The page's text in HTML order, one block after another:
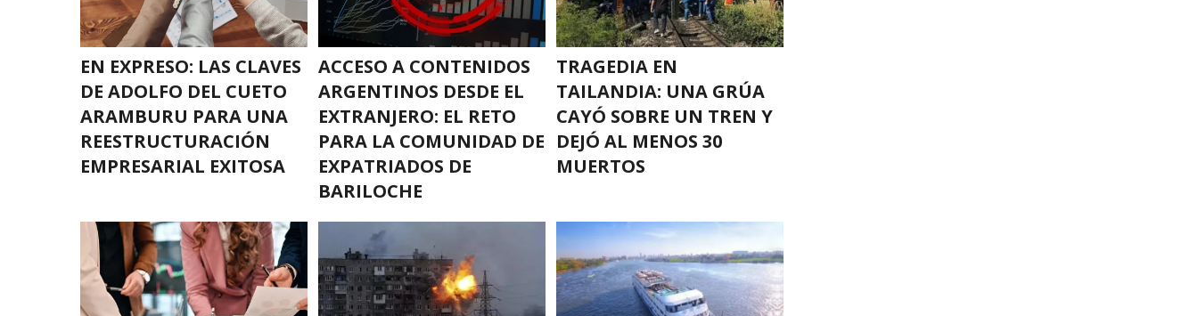
EN EXPRESO: LAS CLAVES
DE ADOLFO DEL CUETO
ARAMBURU PARA UNA
REESTRUCTURACIÓN
EMPRESARIAL EXITOSA
ACCESO A CONTENIDOS
ARGENTINOS DESDE EL
EXTRANJERO: EL RETO
PARA LA COMUNIDAD DE
EXPATRIADOS DE
BARILOCHE
TRAGEDIA EN
TAILANDIA: UNA GRÚA
CAYÓ SOBRE UN TREN Y
DEJÓ AL MENOS 30
MUERTOS